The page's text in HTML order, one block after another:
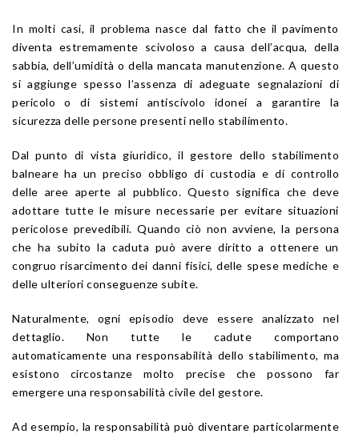
In molti casi, il problema nasce dal fatto che il pavimento
diventa estremamente scivoloso a causa dell’acqua, della
sabbia, dell’umidità o della mancata manutenzione. A questo
si aggiunge spesso l’assenza di adeguate segnalazioni di
pericolo o di sistemi antiscivolo idonei a garantire la
sicurezza delle persone presenti nello stabilimento.
Dal punto di vista giuridico, il gestore dello stabilimento
balneare ha un preciso obbligo di custodia e di controllo
delle aree aperte al pubblico. Questo significa che deve
adottare tutte le misure necessarie per evitare situazioni
pericolose prevedibili. Quando ciò non avviene, la persona
che ha subito la caduta può avere diritto a ottenere un
congruo risarcimento dei danni fisici, delle spese mediche e
delle ulteriori conseguenze subite.
Naturalmente, ogni episodio deve essere analizzato nel
dettaglio. Non tutte le cadute comportano
automaticamente una responsabilità dello stabilimento, ma
esistono circostanze molto precise che possono far
emergere una responsabilità civile del gestore.
Ad esempio, la responsabilità può diventare particolarmente